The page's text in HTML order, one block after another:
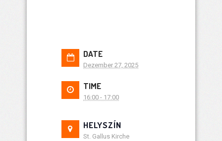
DATE
Dezember 27, 2025
TIME
16:00 - 17:00
HELYSZÍN
St. Gallus Kirche